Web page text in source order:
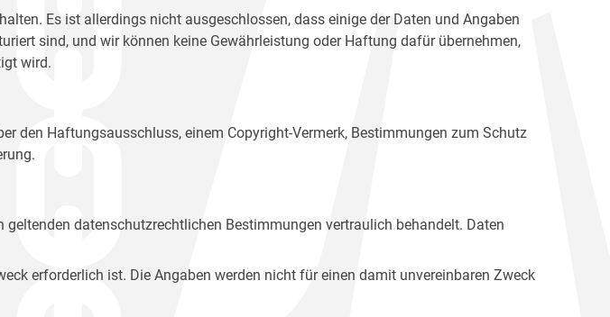
Es ist allerdings nicht ausgeschlossen, dass einige der Daten und Angaben
sind, und wir können keine Gewährleistung oder Haftung dafür übernehmen,
wird.
den Haftungsausschluss, einem Copyright-Vermerk, Bestimmungen zum Schutz
datenschutzrechtlichen Bestimmungen vertraulich behandelt. Daten
erforderlich ist. Die Angaben werden nicht für einen damit unvereinbaren Zweck